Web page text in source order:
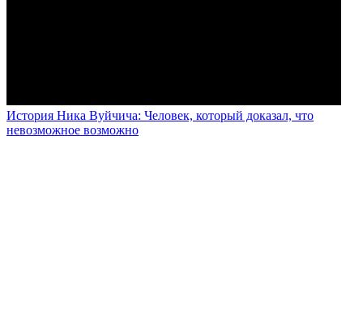
История Ника Вуйчича: Человек, который доказал, что
невозможное возможно